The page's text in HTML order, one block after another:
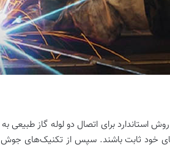
برای اتصال دو لوله گاز طبیعی
خود ثابت باشند. سپس از تکنیک‌های جوش